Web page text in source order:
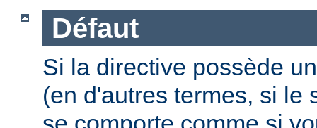
Défaut
Si la directive possède
(en d'autres termes, si le